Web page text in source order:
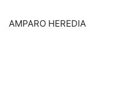
AMPARO HEREDIA